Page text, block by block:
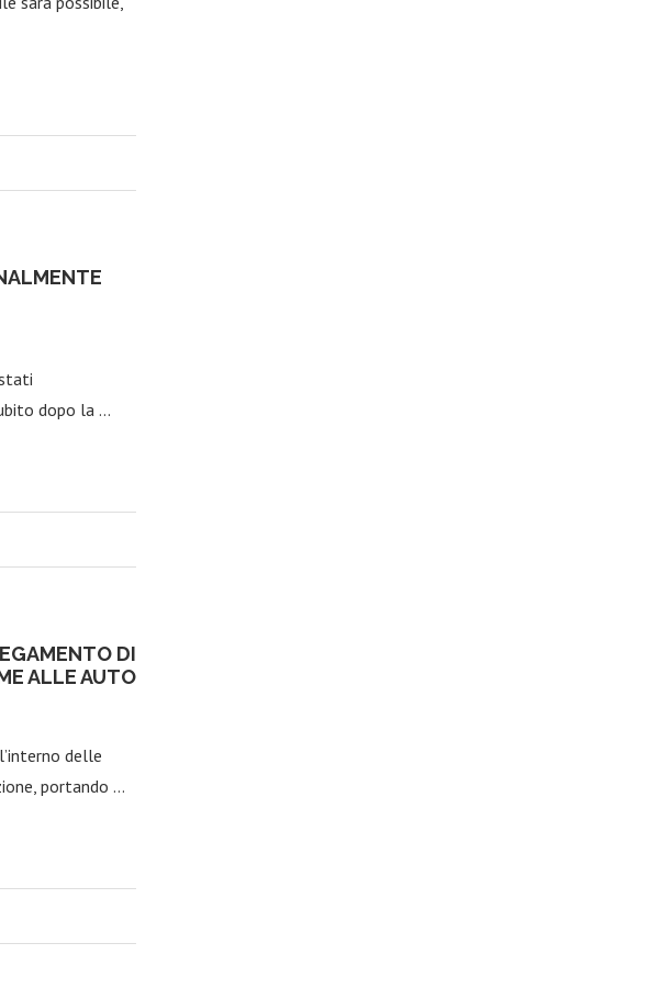
dopo la …
DI
ALLE AUTO
delle
portando …